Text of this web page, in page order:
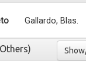
Gallardo, Blas.